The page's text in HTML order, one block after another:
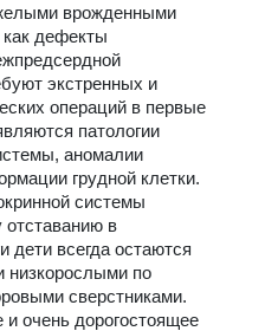
врожденными
дефекты
экстренных и
операций в первые
патологии
аномалии
грудной клетки.
системы
отставанию в
дети всегда остаются
низкорослыми по
сверстниками.
и очень дорогостоящее